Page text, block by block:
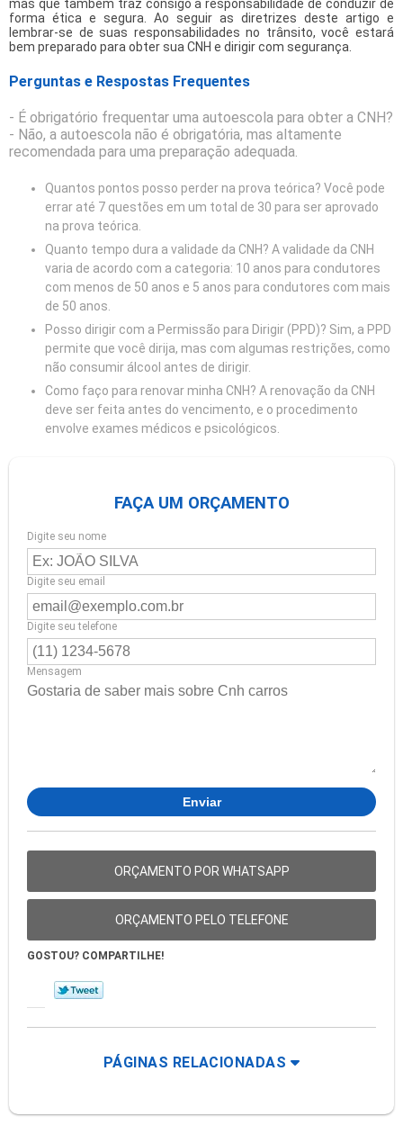
mas que também traz consigo a responsabilidade de conduzir de
forma ética e segura. Ao seguir as diretrizes deste artigo e
lembrar-se de suas responsabilidades no trânsito, você estará
bem preparado para obter sua CNH e dirigir com segurança.
Perguntas e Respostas Frequentes
- É obrigatório frequentar uma autoescola para obter a CNH?
- Não, a autoescola não é obrigatória, mas altamente
recomendada para uma preparação adequada.
Quantos pontos posso perder na prova teórica? Você pode
errar até 7 questões em um total de 30 para ser aprovado
na prova teórica.
Quanto tempo dura a validade da CNH? A validade da CNH
varia de acordo com a categoria: 10 anos para condutores
com menos de 50 anos e 5 anos para condutores com mais
de 50 anos.
Posso dirigir com a Permissão para Dirigir (PPD)? Sim, a PPD
permite que você dirija, mas com algumas restrições, como
não consumir álcool antes de dirigir.
Como faço para renovar minha CNH? A renovação da CNH
deve ser feita antes do vencimento, e o procedimento
envolve exames médicos e psicológicos.
FAÇA UM ORÇAMENTO
Digite seu nome
Digite seu email
Digite seu telefone
Mensagem
ORÇAMENTO POR WHATSAPP
ORÇAMENTO PELO TELEFONE
GOSTOU? COMPARTILHE!
PÁGINAS RELACIONADAS